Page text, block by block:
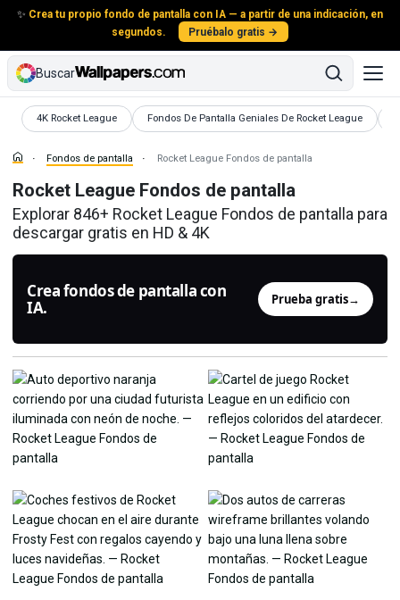
✨ Crea tu propio fondo de pantalla con IA — a partir de una indicación, en
segundos.
Pruébalo gratis →
Buscar
4K Rocket League
Fondos de pantalla Fondos De Pantalla Geniales De Rocket League
Fondos de pantalla
Fondos de pantalla Rocket League Fondos de pantalla
Rocket League Fondos de pantalla
Explorar 846+ Rocket League Fondos de pantalla para
descargar gratis en HD & 4K
Crea fondos de pantalla con
IA.
Prueba gratis→